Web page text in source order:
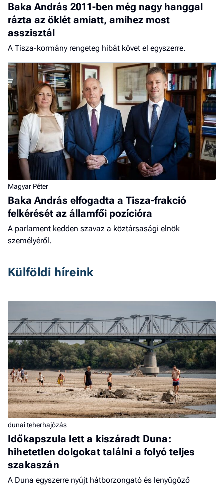
Baka András 2011-ben még nagy hanggal
rázta az öklét amiatt, amihez most
asszisztál
A Tisza-kormány rengeteg hibát követ el egyszerre.
Magyar Péter
Baka András elfogadta a Tisza-frakció
felkérését az államfői pozícióra
A parlament kedden szavaz a köztársasági elnök
személyéről.
Külföldi híreink
dunai teherhajózás
Időkapszula lett a kiszáradt Duna:
hihetetlen dolgokat találni a folyó teljes
szakaszán
A Duna egyszerre nyújt hátborzongató és lenyűgöző